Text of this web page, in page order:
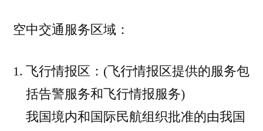
空中交通服务区域：
飞行情报区：(飞行情报区提供的服务包
括告警服务和飞行情报服务)
我国境内和国际民航组织批准的由我国